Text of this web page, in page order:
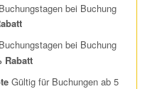
bei Buchung
bei Buchung
Rabatt
Gültig für Buchungen ab 5